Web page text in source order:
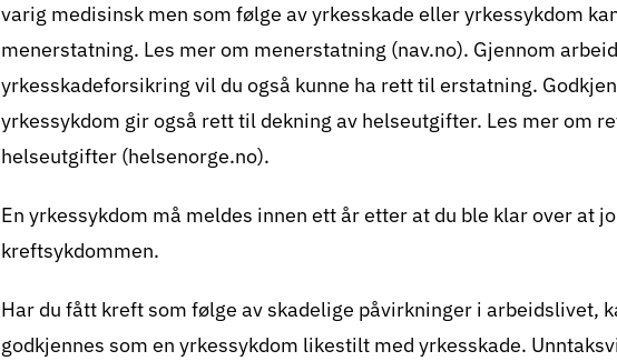
varig medisinsk men som følge av yrkesskade eller yrkessykdom
menerstatning. Les mer om menerstatning (nav.no). Gjennom
yrkesskadeforsikring vil du også kunne ha rett til erstatning.
yrkessykdom gir også rett til dekning av helseutgifter. Les mer om
helseutgifter (helsenorge.no).
En yrkessykdom må meldes innen ett år etter at du ble klar over at
kreftsykdommen.
Har du fått kreft som følge av skadelige påvirkninger i arbeidslivet,
godkjennes som en yrkessykdom likestilt med yrkesskade.